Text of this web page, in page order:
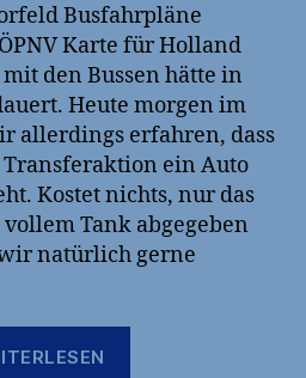
Busfahrpläne
Karte für Holland
den Bussen hätte in
Heute morgen im
allerdings erfahren, dass
ein Auto
Kostet nichts, nur das
Tank abgegeben
natürlich gerne